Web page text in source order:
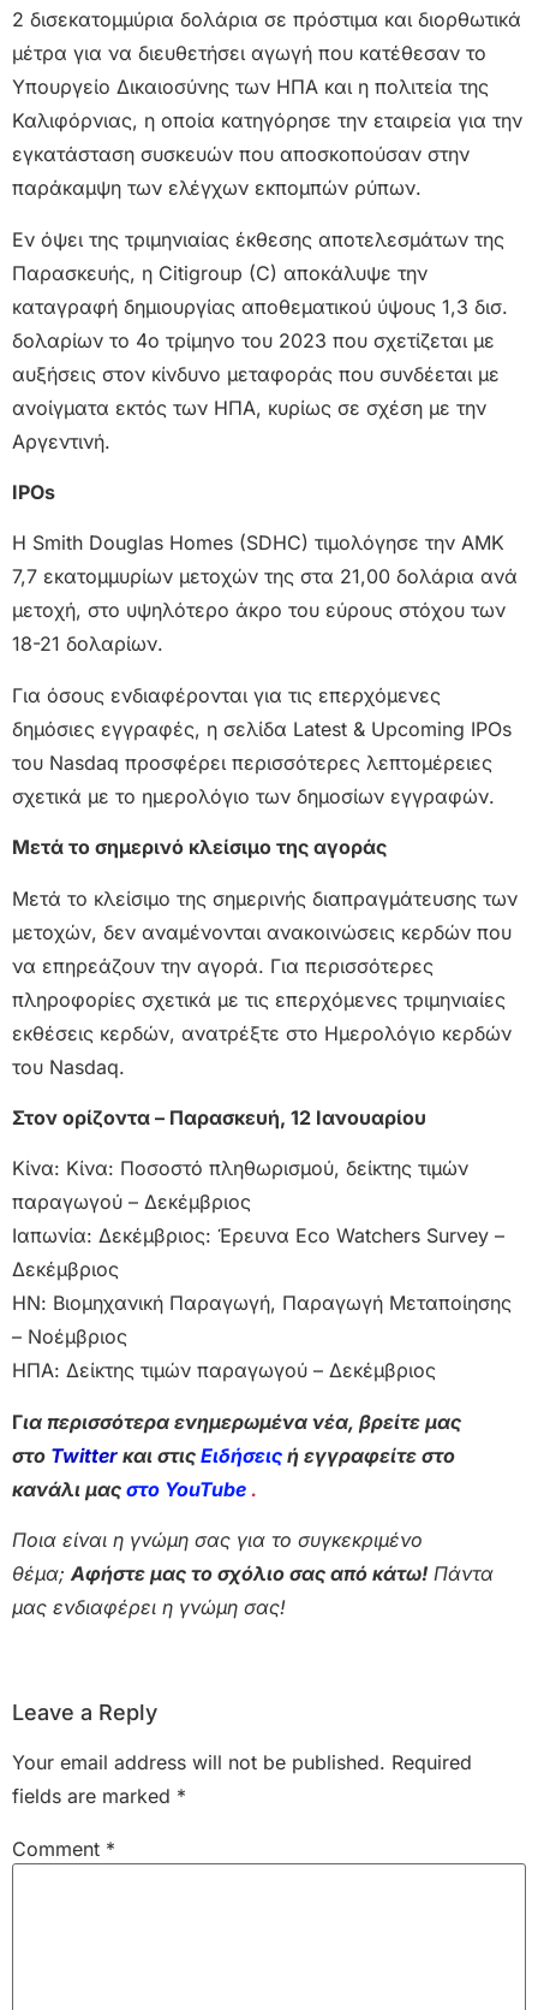
2 δισεκατομμύρια δολάρια σε πρόστιμα και διορθωτικά
μέτρα για να διευθετήσει αγωγή που κατέθεσαν το
Υπουργείο Δικαιοσύνης των ΗΠΑ και η πολιτεία της
Καλιφόρνιας, η οποία κατηγόρησε την εταιρεία για την
εγκατάσταση συσκευών που αποσκοπούσαν στην
παράκαμψη των ελέγχων εκπομπών ρύπων.
Εν όψει της τριμηνιαίας έκθεσης αποτελεσμάτων της
Παρασκευής, η Citigroup (C) αποκάλυψε την
καταγραφή δημιουργίας αποθεματικού ύψους 1,3 δισ.
δολαρίων το 4ο τρίμηνο του 2023 που σχετίζεται με
αυξήσεις στον κίνδυνο μεταφοράς που συνδέεται με
ανοίγματα εκτός των ΗΠΑ, κυρίως σε σχέση με την
Αργεντινή.
IPOs
Η Smith Douglas Homes (SDHC) τιμολόγησε την ΑΜΚ
7,7 εκατομμυρίων μετοχών της στα 21,00 δολάρια ανά
μετοχή, στο υψηλότερο άκρο του εύρους στόχου των
18-21 δολαρίων.
Για όσους ενδιαφέρονται για τις επερχόμενες
δημόσιες εγγραφές, η σελίδα Latest & Upcoming IPOs
του Nasdaq προσφέρει περισσότερες λεπτομέρειες
σχετικά με το ημερολόγιο των δημοσίων εγγραφών.
Μετά το σημερινό κλείσιμο της αγοράς
Μετά το κλείσιμο της σημερινής διαπραγμάτευσης των
μετοχών, δεν αναμένονται ανακοινώσεις κερδών που
να επηρεάζουν την αγορά. Για περισσότερες
πληροφορίες σχετικά με τις επερχόμενες τριμηνιαίες
εκθέσεις κερδών, ανατρέξτε στο Ημερολόγιο κερδών
του Nasdaq.
Στον ορίζοντα – Παρασκευή, 12 Ιανουαρίου
Κίνα: Κίνα: Ποσοστό πληθωρισμού, δείκτης τιμών
παραγωγού – Δεκέμβριος
Ιαπωνία: Δεκέμβριος: Έρευνα Eco Watchers Survey –
Δεκέμβριος
ΗΝ: Βιομηχανική Παραγωγή, Παραγωγή Μεταποίησης
– Νοέμβριος
ΗΠΑ: Δείκτης τιμών παραγωγού – Δεκέμβριος
Για περισσότερα ενημερωμένα νέα, βρείτε μας
στο Twitter και στις Ειδήσεις ή εγγραφείτε στο
κανάλι μας στο YouTube .
Ποια είναι η γνώμη σας για το συγκεκριμένο
θέμα;Αφήστε μας το σχόλιο σας από κάτω! Πάντα
μας ενδιαφέρει η γνώμη σας!
Leave a Reply
Your email address will not be published. Required
fields are marked *
Comment *